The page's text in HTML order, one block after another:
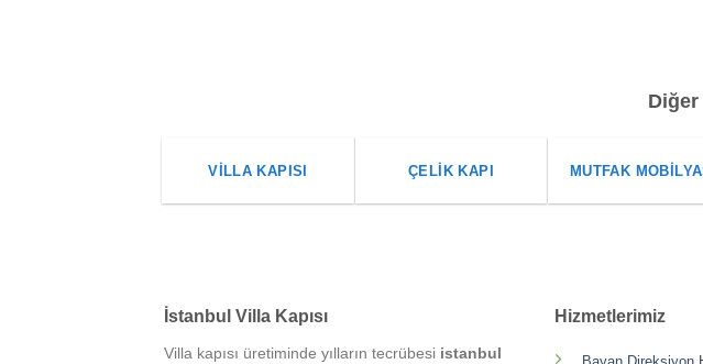
VILLA KAPISI ÇELIK KAPI MUTFAK
İstanbul Villa Kapısı
Villa kapısı üretiminde yılların tecrübesi istanbul
Hizmetlerimiz